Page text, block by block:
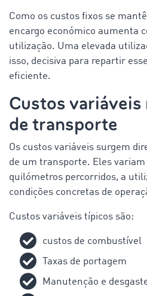
Como os custos fixos se
encargo económico aumenta
utilização. Uma elevada
isso, decisiva para repartir
eficiente.
Custos variáveis
de transporte
Os custos variáveis surgem
de um transporte. Eles
quilómetros percorridos, a
condições concretas de
Custos variáveis típicos são:
custos de combustível
Taxas de portagem
Manutenção e